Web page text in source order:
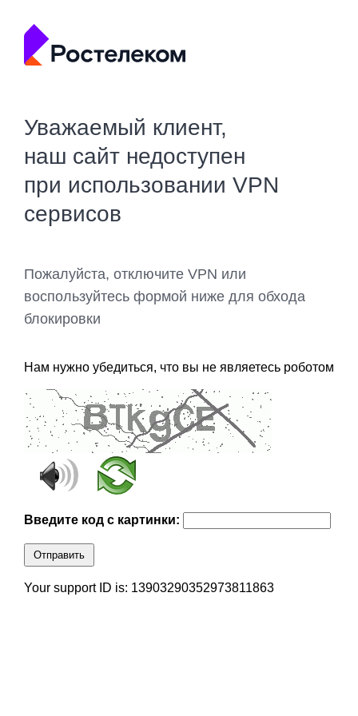
Уважаемый клиент,
наш сайт недоступен
при использовании VPN
сервисов
Пожалуйста, отключите VPN или
воспользуйтесь формой ниже для обхода
блокировки
Нам нужно убедиться, что вы не являетесь роботом
Введите код с картинки:
Отправить
Your support ID is: 13903290352973811863